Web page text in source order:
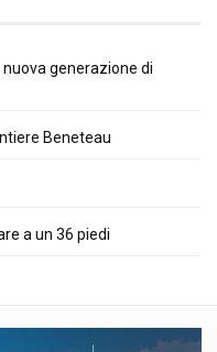
generazione di
Beneteau
a un 36 piedi